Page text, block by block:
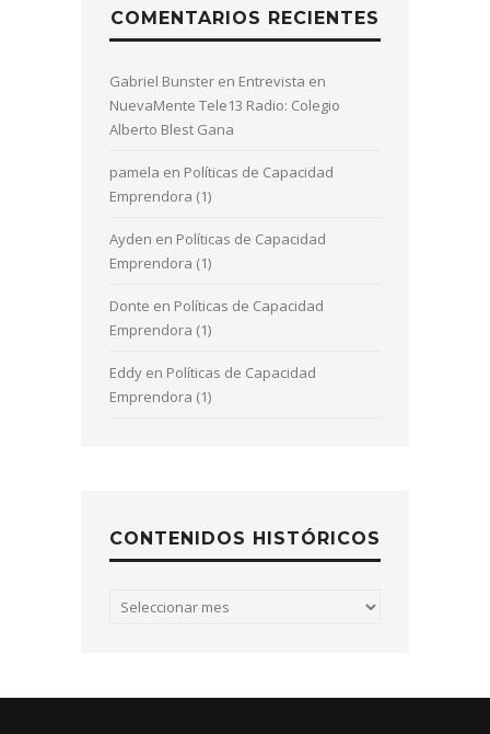
COMENTARIOS RECIENTES
Gabriel Bunster en Entrevista en
NuevaMente Tele13 Radio: Colegio
Alberto Blest Gana
pamela en Políticas de Capacidad
Emprendora (1)
Ayden en Políticas de Capacidad
Emprendora (1)
Donte en Políticas de Capacidad
Emprendora (1)
Eddy en Políticas de Capacidad
Emprendora (1)
CONTENIDOS HISTÓRICOS
Contenidos